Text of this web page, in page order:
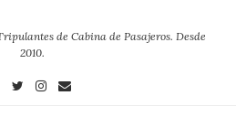
de Cabina de Pasajeros. Desde
2010.